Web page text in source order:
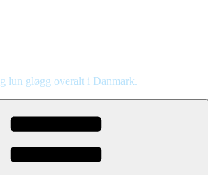
lun gløgg overalt i Danmark.